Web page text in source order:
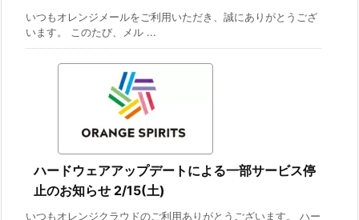
いつもオレンジメールをご利用いただき、誠にありがとうござ
います。 このたび、メル ...
ハードウェアアップデートによる一部サービス停
止のお知らせ 2/15(土)
いつもオレンジクラウドのご利用ありがとうございます。 ハー